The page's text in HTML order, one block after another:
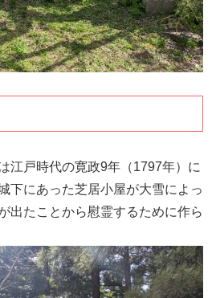
江戸時代の寛政9年（1797年）に
下にあった芝居小屋が大雪によっ
出たことから慰霊するために作ら